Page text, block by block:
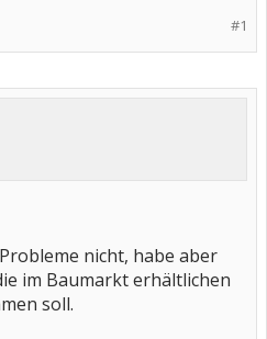
#1
nicht, habe aber
im Baumarkt erhältlichen
soll.